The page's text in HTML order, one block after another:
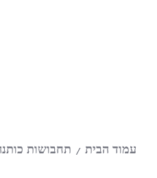
עמוד הבית / תחבושות